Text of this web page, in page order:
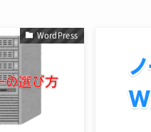
WordPress